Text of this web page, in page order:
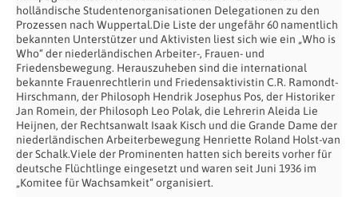
holländische Studentenorganisationen Delegationen zu den
Prozessen nach Wuppertal.Die Liste der ungefähr 60 namentlich
bekannten Unterstützer und Aktivisten liest sich wie ein „Who is
Who“ der niederländischen Arbeiter-, Frauen- und
Friedensbewegung. Herauszuheben sind die international
bekannte Frauenrechtlerin und Friedensaktivistin C.R. Ramondt-
Hirschmann, der Philosoph Hendrik Josephus Pos, der Historiker
Jan Romein, der Philosoph Leo Polak, die Lehrerin Aleida Lie
Heijnen, der Rechtsanwalt Isaak Kisch und die Grande Dame der
niederländischen Arbeiterbewegung Henriette Roland Holst-van
der Schalk.Viele der Prominenten hatten sich bereits vorher für
deutsche Flüchtlinge eingesetzt und waren seit Juni 1936 im
„Komitee für Wachsamkeit“ organisiert.